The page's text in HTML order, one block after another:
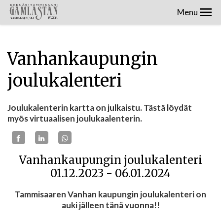
Menu
Vanhankaupungin
joulukalenteri
Joulukalenterin kartta on julkaistu. Tästä löydät
myös virtuaalisen joulukaalenterin.
Vanhankaupungin joulukalenteri
01.12.2023 - 06.01.2024
Tammisaaren Vanhan kaupungin joulukalenteri on
auki jälleen tänä vuonna!!